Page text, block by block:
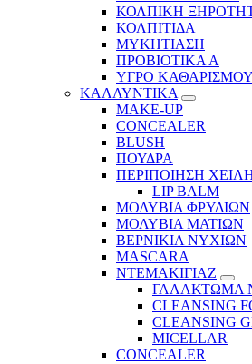
ΚΟΛΠΙΚΗ
ΚΟΛΠΙΤΙΔΑ
ΜΥΚΗΤΙΑΣΗ
ΠΡΟΒΙΟΤΙΚΑ Α
ΥΓΡΟ ΚΑΘΑΡΙΣΜΟΥ
ΚΑΛΛΥΝΤΙΚΑ
MAKE-UP
CONCEALER
BLUSH
ΠΟΥΔΡΑ
ΠΕΡΙΠΟΙΗΣΗ
LIP BALM
ΜΟΛΥΒΙΑ ΦΡΥΔΙΩΝ
ΜΟΛΥΒΙΑ ΜΑΤΙΩΝ
ΒΕΡΝΙΚΙΑ ΝΥΧΙΩΝ
MASCARA
ΝΤΕΜΑΚΙΓΙΑΖ
ΓΑΛΑΚΤΩΜΑ
CLEANSING
CLEANSING
MICELLAR
CONCEALER